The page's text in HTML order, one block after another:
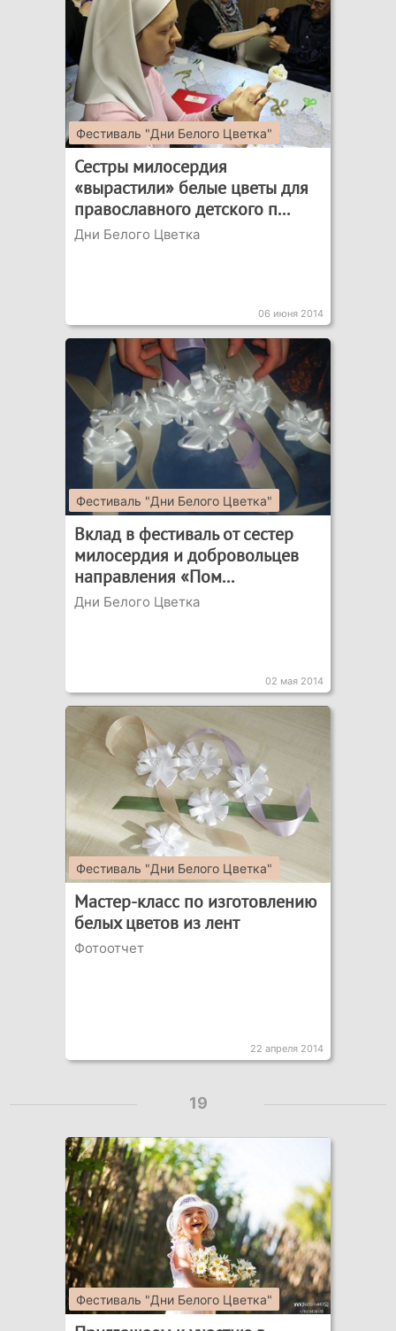
Фестиваль "Дни Белого Цветка"
Сестры милосердия
«вырастили» белые цветы для
православного детского п...
Дни Белого Цветка
06 июня 2014
Фестиваль "Дни Белого Цветка"
Вклад в фестиваль от сестер
милосердия и добровольцев
направления «Пом...
Дни Белого Цветка
02 мая 2014
Фестиваль "Дни Белого Цветка"
Мастер-класс по изготовлению
белых цветов из лент
Фотоотчет
22 апреля 2014
19
Фестиваль "Дни Белого Цветка"